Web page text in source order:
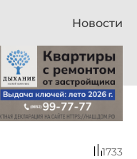
Новости
1733